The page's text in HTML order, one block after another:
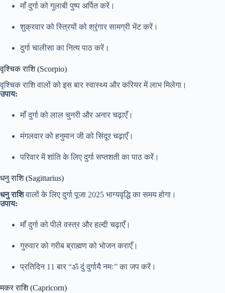
माँ दुर्गा को गुलाबी पुष्प अर्पित करें।
शुक्रवार को स्त्रियों को श्रृंगार सामग्री भेंट करें।
दुर्गा चालीसा का नित्य पाठ करें।
वृश्चिक राशि (Scorpio)
वृश्चिक राशि वालों को इस बार स्वास्थ्य और करियर में लाभ मिलेगा।
उपाय:
माँ दुर्गा को लाल चुनरी और अनार चढ़ाएँ।
मंगलवार को हनुमान जी को सिंदूर चढ़ाएँ।
परिवार में शांति के लिए दुर्गा सप्तशती का पाठ करें।
धनु राशि (Sagittarius)
धनु राशिवालों के लिए दुर्गा पूजा 2025 भाग्यवृद्धि का समय होगा।
उपाय:
माँ दुर्गा को पीले वस्त्र और हल्दी चढ़ाएँ।
गुरुवार को गरीब ब्राह्मण को भोजन कराएँ।
प्रतिदिन 11 बार “ॐ दुं दुर्गायै नमः” का जप करें।
मकर राशि (Capricorn)